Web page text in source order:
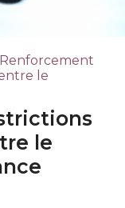
le
le